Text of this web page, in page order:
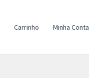
Carrinho Minha Conta